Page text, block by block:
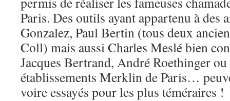
Paris. Des outils ayant appartenu à des
Gonzalez, Paul Bertin (tous deux
Coll) mais aussi Charles Meslé bien
Jacques Bertrand, André Roethinger
établissements Merklin de Paris…
voire essayés pour les plus téméraires !